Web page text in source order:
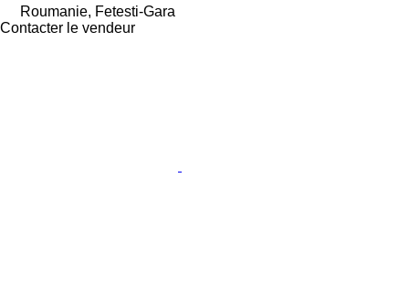
Roumanie, Fetesti-Gara
Contacter le vendeur